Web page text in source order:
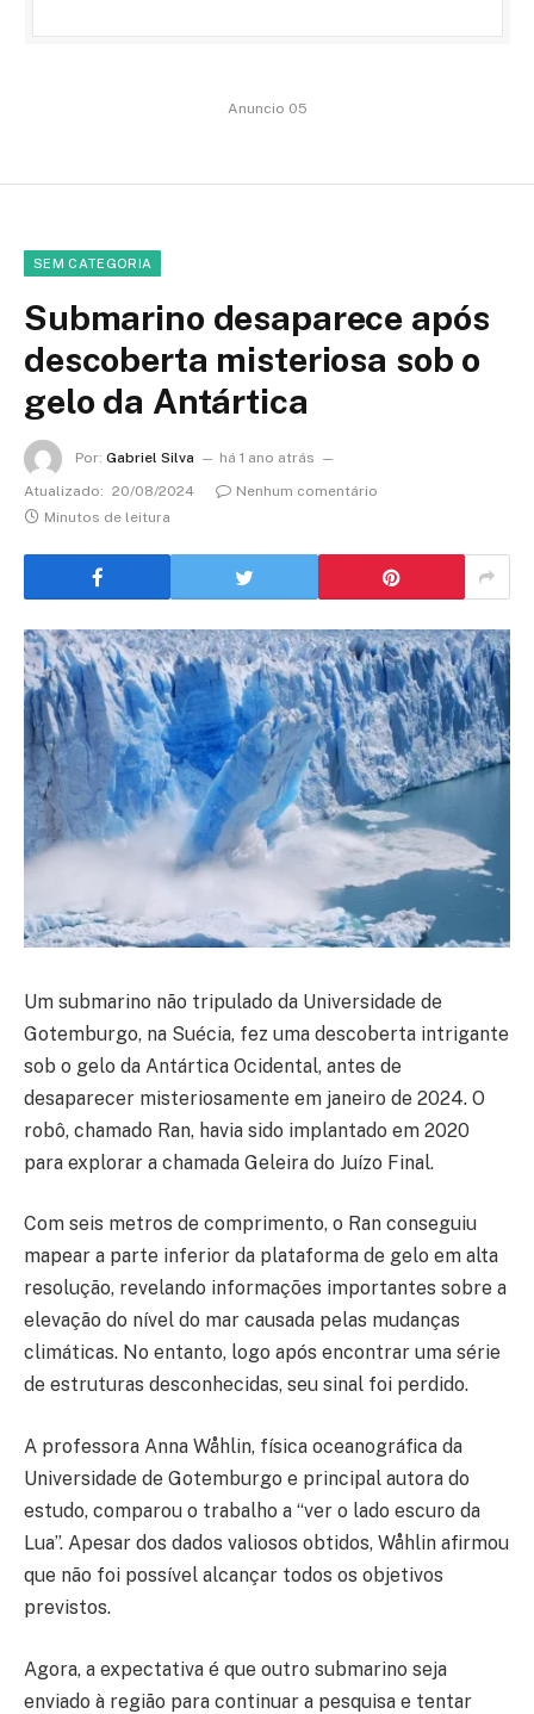
Anuncio 05
SEM CATEGORIA
Submarino desaparece após
descoberta misteriosa sob o
gelo da Antártica
Por: Gabriel Silva
há 1 ano atrás
Atualizado: 20/08/2024
Nenhum comentário
Minutos de leitura
Um submarino não tripulado da Universidade de
Gotemburgo, na Suécia, fez uma descoberta intrigante
sob o gelo da Antártica Ocidental, antes de
desaparecer misteriosamente em janeiro de 2024. O
robô, chamado Ran, havia sido implantado em 2020
para explorar a chamada Geleira do Juízo Final.
Com seis metros de comprimento, o Ran conseguiu
mapear a parte inferior da plataforma de gelo em alta
resolução, revelando informações importantes sobre a
elevação do nível do mar causada pelas mudanças
climáticas. No entanto, logo após encontrar uma série
de estruturas desconhecidas, seu sinal foi perdido.
A professora Anna Wåhlin, física oceanográfica da
Universidade de Gotemburgo e principal autora do
estudo, comparou o trabalho a “ver o lado escuro da
Lua”. Apesar dos dados valiosos obtidos, Wåhlin afirmou
que não foi possível alcançar todos os objetivos
previstos.
Agora, a expectativa é que outro submarino seja
enviado à região para continuar a pesquisa e tentar